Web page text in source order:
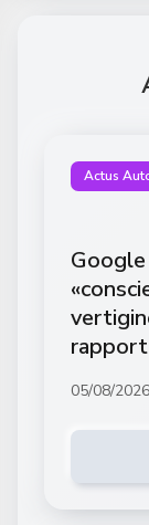
Actus
rapport
05/08/2026